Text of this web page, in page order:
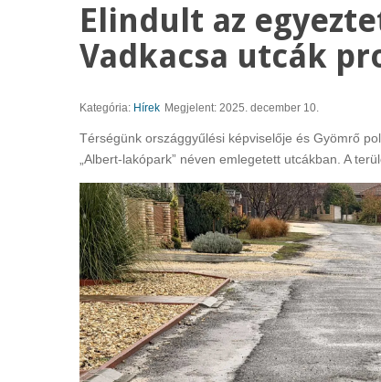
Elindult az
Vadkacsa utcák
Kategória: Hírek Megjelent: 2025. december 10.
Térségünk országgyűlési képviselője és Gyömrő
„Albert-lakópark” néven emlegetett utcákban. A